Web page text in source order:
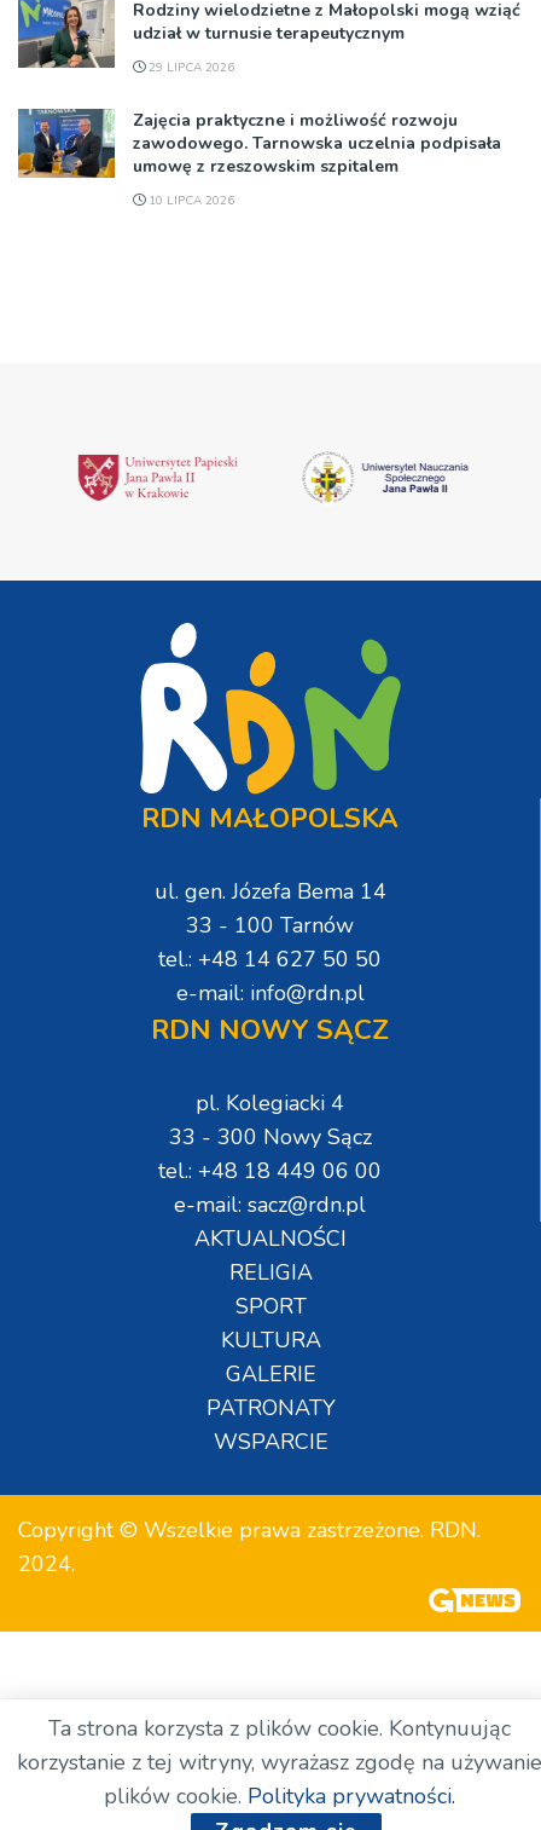
Rodziny wielodzietne z Małopolski mogą wziąć
udział w turnusie terapeutycznym
29 LIPCA 2026
Zajęcia praktyczne i możliwość rozwoju
zawodowego. Tarnowska uczelnia podpisała
umowę z rzeszowskim szpitalem
10 LIPCA 2026
RDN MAŁOPOLSKA
ul. gen. Józefa Bema 14
33 - 100 Tarnów
tel.: +48 14 627 50 50
e-mail: info@rdn.pl
RDN NOWY SĄCZ
pl. Kolegiacki 4
33 - 300 Nowy Sącz
tel.: +48 18 449 06 00
e-mail: sacz@rdn.pl
AKTUALNOŚCI
RELIGIA
SPORT
KULTURA
GALERIE
PATRONATY
WSPARCIE
Copyright © Wszelkie prawa zastrzeżone. RDN.
2024.
Ta strona korzysta z plików cookie. Kontynuując
korzystanie z tej witryny, wyrażasz zgodę na używanie
plików cookie. Polityka prywatności.